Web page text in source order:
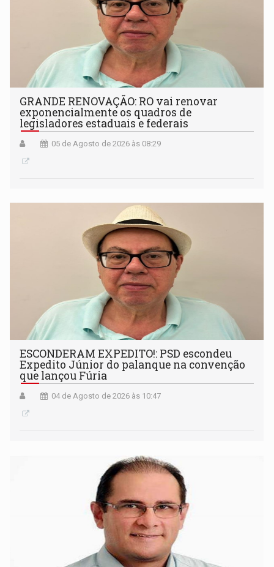
GRANDE RENOVAÇÃO: RO vai renovar
exponencialmente os quadros de
legisladores estaduais e federais
05 de Agosto de 2026 às 08:29
ESCONDERAM EXPEDITO!: PSD escondeu
Expedito Júnior do palanque na convenção
que lançou Fúria
04 de Agosto de 2026 às 10:47